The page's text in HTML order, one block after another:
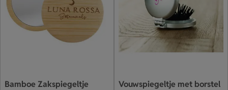
Bamboe Zakspiegeltje Vouwspiegeltje met borstel